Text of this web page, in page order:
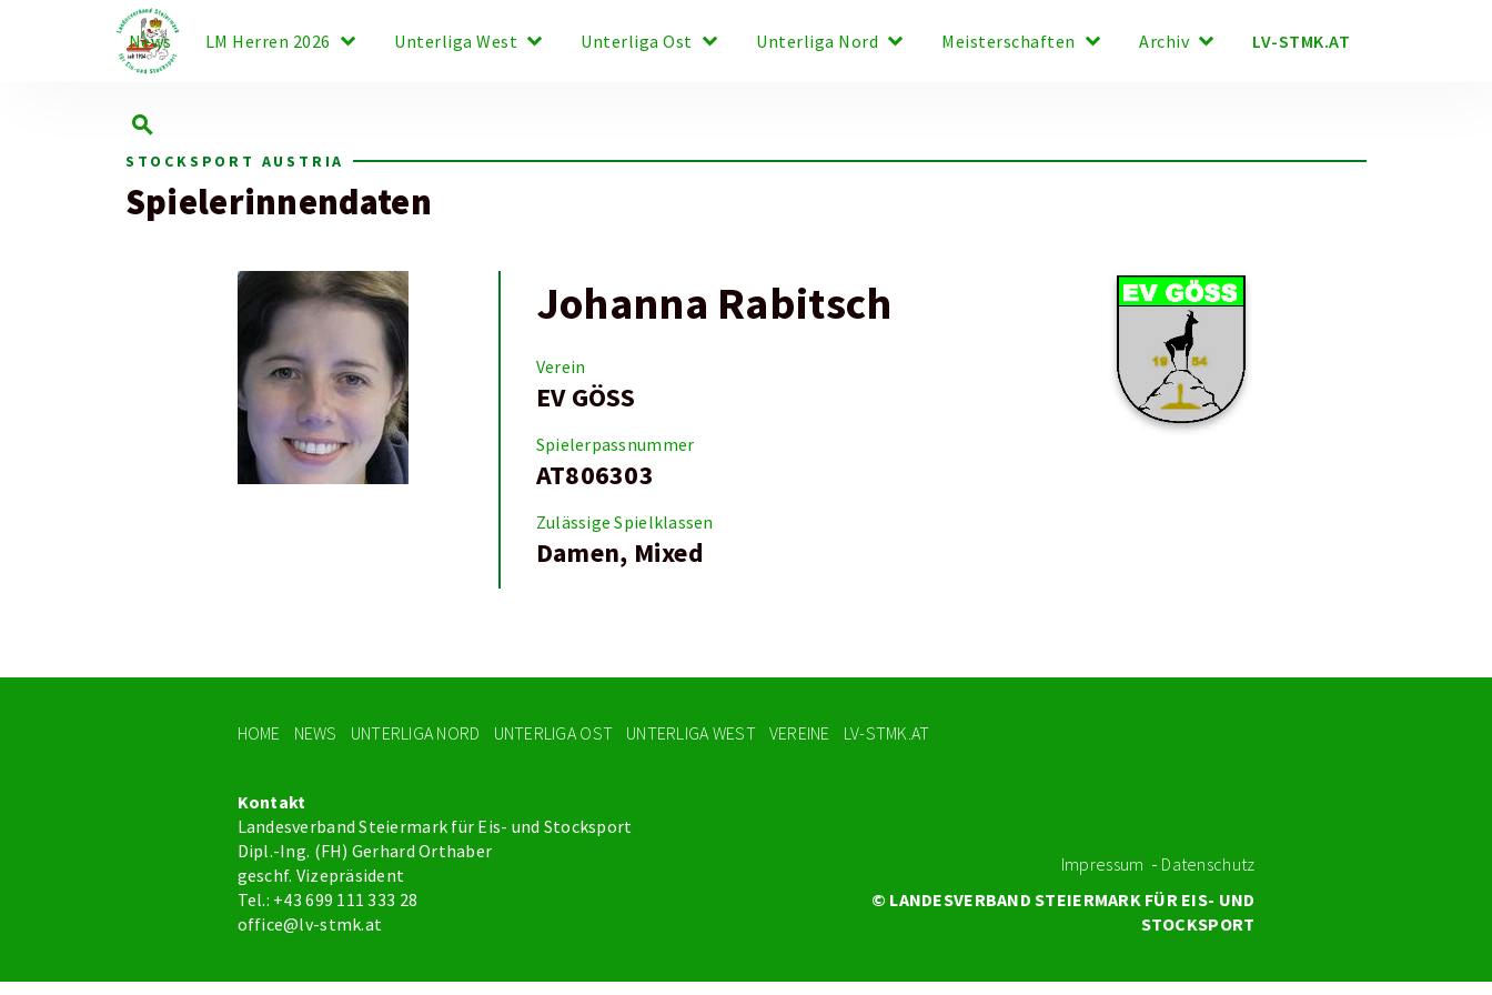
News LM Herren 2026 keyboard_arrow_down Unterliga West keyboard_arrow_down Unterliga Ost keyboard_arrow_down Unterliga Nord keyboard_arrow_down Meisterschaften keyboard_arrow_down Archiv keyboard_arrow_down LV-STMK.AT
search
STOCKSPORT AUSTRIA
Spielerinnendaten
Johanna Rabitsch
Verein
EV GÖSS
Spielerpassnummer
AT806303
Zulässige Spielklassen
Damen, Mixed
HOME NEWS UNTERLIGA NORD UNTERLIGA OST UNTERLIGA WEST VEREINE LV-STMK.AT
Kontakt
Landesverband Steiermark für Eis- und Stocksport
Dipl.-Ing. (FH) Gerhard Orthaber
geschf. Vizepräsident
Tel.: +43 699 111 333 28
office@lv-stmk.at
Impressum Datenschutz
© LANDESVERBAND STEIERMARK FÜR EIS- UND
STOCKSPORT